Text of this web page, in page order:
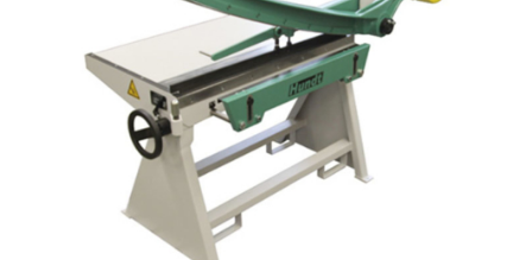
Čeština(Tschechisch)